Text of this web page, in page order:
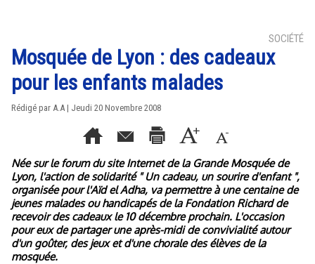
SOCIÉTÉ
Mosquée de Lyon : des cadeaux
pour les enfants malades
Rédigé par A.A | Jeudi 20 Novembre 2008
Née sur le forum du site Internet de la Grande Mosquée de
Lyon, l'action de solidarité " Un cadeau, un sourire d'enfant ",
organisée pour l'Aïd el Adha, va permettre à une centaine de
jeunes malades ou handicapés de la Fondation Richard de
recevoir des cadeaux le 10 décembre prochain. L'occasion
pour eux de partager une après-midi de convivialité autour
d'un goûter, des jeux et d'une chorale des élèves de la
mosquée.